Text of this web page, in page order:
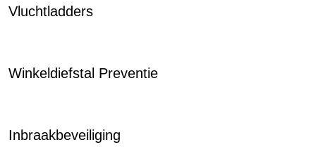
Vluchtladders
Winkeldiefstal Preventie
Inbraakbeveiliging